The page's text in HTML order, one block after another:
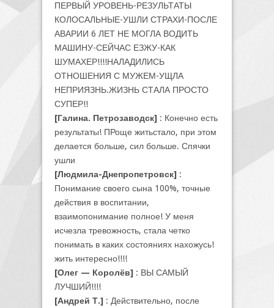
ПЕРВЫЙ УРОВЕНЬ-РЕЗУЛЬТАТЫ
КОЛОСАЛЬНЫЕ-УШЛИ СТРАХИ-ПОСЛЕ
АВАРИИ 6 ЛЕТ НЕ МОГЛА ВОДИТЬ
МАШИНУ-СЕЙЧАС ЕЗЖУ-КАК
ШУМАХЕР!!!!НАЛАДИЛИСЬ
ОТНОШЕНИЯ С МУЖЕМ-УЩЛА
НЕПРИЯЗНЬ.ЖИЗНЬ СТАЛА ПРОСТО
СУПЕР!!
[Галина. Петрозаводск] : Конечно есть
результаты! ПРоще житьстало, при этом
делается больше, сил больше. Спячки
ушли
[Людмила-Днепропетровск] :
Понимание своего сына 100%, точные
действия в воспитании,
взаимопонимание полное! У меня
исчезла тревожность, стала четко
понимать в каких состояниях нахожусь!
жить интересно!!!!
[Олег — Королёв] : ВЫ САМЫЙ
ЛУЧШИЙ!!!!
[Андрей Т.] : Действительно, после